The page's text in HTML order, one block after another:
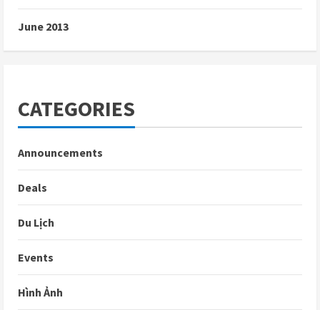
June 2013
CATEGORIES
Announcements
Deals
Du Lịch
Events
Hình Ảnh